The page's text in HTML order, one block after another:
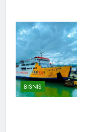
BISNIS